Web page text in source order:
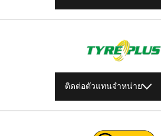
ติดต่อตัวแทนจำหน่าย